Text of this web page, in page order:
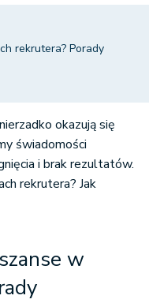
rekrutera? Porady
okazują się
świadomości
i brak rezultatów.
rekrutera? Jak
w